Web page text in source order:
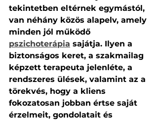
tekintetben eltérnek egymástól,
van néhány közös alapelv, amely
minden jól működő
pszichoterápia sajátja. Ilyen a
biztonságos keret, a szakmailag
képzett terapeuta jelenléte, a
rendszeres ülések, valamint az a
törekvés, hogy a kliens
fokozatosan jobban értse saját
érzelmeit, gondolatait és